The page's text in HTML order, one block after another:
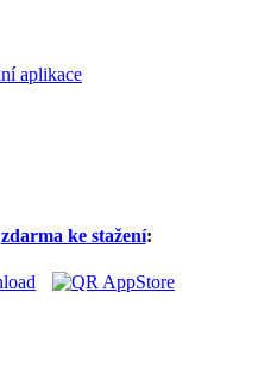
zdarma ke stažení: